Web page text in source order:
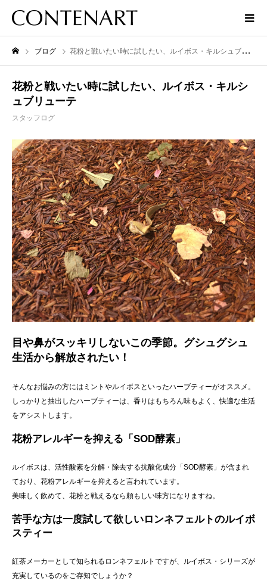
ブログ 花粉と戦いたい時に試したい、ルイボス・キルシュブリューテ
花粉と戦いたい時に試したい、ルイボス・キルシ
ュブリューテ
スタッフログ
目や鼻がスッキリしないこの季節。グシュグシュ
生活から解放されたい！
そんなお悩みの方にはミントやルイボスといったハーブティーがオススメ。
しっかりと抽出したハーブティーは、香りはもちろん味もよく、快適な生活
をアシストします。
花粉アレルギーを抑える「SOD酵素」
ルイボスは、活性酸素を分解・除去する抗酸化成分「SOD酵素」が含まれ
ており、花粉アレルギーを抑えると言われています。
美味しく飲めて、花粉と戦えるなら頼もしい味方になりますね。
苦手な方は一度試して欲しいロンネフェルトのルイボ
スティー
紅茶メーカーとして知られるロンネフェルトですが、ルイボス・シリーズが
充実しているのをご存知でしょうか？